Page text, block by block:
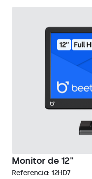
Monitor de 12"
Referencia: 12HD7